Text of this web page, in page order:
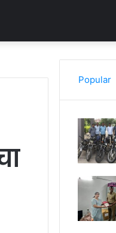
Popular